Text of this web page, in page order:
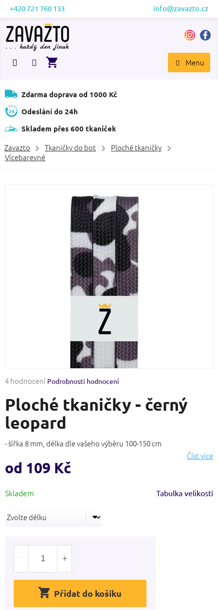
Přejít
obsah
+420 721 760 133 info@zavazto.cz
NÁKUPNÍ
Zdarma doprava od 1000 Kč
Odeslání do 24h
Skladem přes 600 tkaniček
Zavazto Tkaničky do bot
Ploché tkaničky
Vícebarevné
Průměrné
produktu
je
3,3
z
hvězdiček.
4 hodnocení Podrobnosti hodnocení
Ploché tkaničky - černý
leopard
- šířka 8 mm, délka dle vašeho výběru 100-150 cm
Číst více
od 109 Kč
cena:
Tabulka velikostí
Přidat do košíku